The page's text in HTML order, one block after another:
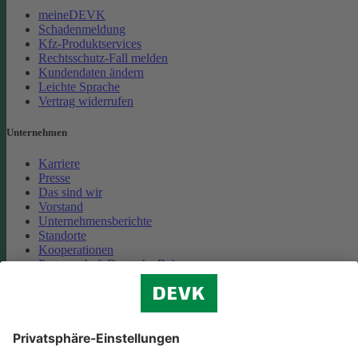
meineDEVK
Schadenmeldung
Kfz-Produktservices
Rechtsschutz-Fall melden
Kundendaten ändern
Leichte Sprache
Vertrag widerrufen
Unternehmen
Karriere
Presse
Das sind wir
Vorstand
Unternehmensberichte
Standorte
Kooperationen
Partnerschaft Deutsche Bahn